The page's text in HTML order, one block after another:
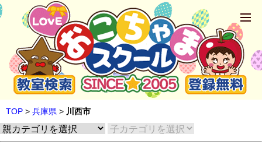
TOP > 兵庫県 > 川西市